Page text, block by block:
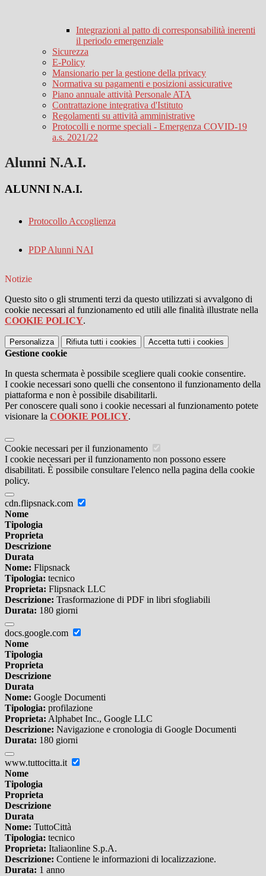
Integrazioni al patto di corresponsabilità inerenti
il periodo emergenziale
Sicurezza
E-Policy
Mansionario per la gestione della privacy
Normativa su pagamenti e posizioni assicurative
Piano annuale attività Personale ATA
Contrattazione integrativa d'Istituto
Regolamenti su attività amministrative
Protocolli e norme speciali - Emergenza COVID-19
a.s. 2021/22
Alunni N.A.I.
ALUNNI N.A.I.
Protocollo Accoglienza
PDP Alunni NAI
Notizie
Questo sito o gli strumenti terzi da questo utilizzati si avvalgono di
cookie necessari al funzionamento ed utili alle finalità illustrate nella
COOKIE POLICY.
Personalizza Rifiuta tutti i cookies Accetta tutti i cookies
Gestione cookie
In questa schermata è possibile scegliere quali cookie consentire.
I cookie necessari sono quelli che consentono il funzionamento della
piattaforma e non è possibile disabilitarli.
Per conoscere quali sono i cookie necessari al funzionamento potete
visionare la COOKIE POLICY.
Cookie necessari per il funzionamento
I cookie necessari per il funzionamento non possono essere
disabilitati. È possibile consultare l'elenco nella pagina della cookie
policy.
cdn.flipsnack.com
Nome
Tipologia
Proprieta
Descrizione
Durata
Nome: Flipsnack
Tipologia: tecnico
Proprieta: Flipsnack LLC
Descrizione: Trasformazione di PDF in libri sfogliabili
Durata: 180 giorni
docs.google.com
Nome
Tipologia
Proprieta
Descrizione
Durata
Nome: Google Documenti
Tipologia: profilazione
Proprieta: Alphabet Inc., Google LLC
Descrizione: Navigazione e cronologia di Google Documenti
Durata: 180 giorni
www.tuttocitta.it
Nome
Tipologia
Proprieta
Descrizione
Durata
Nome: TuttoCittà
Tipologia: tecnico
Proprieta: Italiaonline S.p.A.
Descrizione: Contiene le informazioni di localizzazione.
Durata: 1 anno